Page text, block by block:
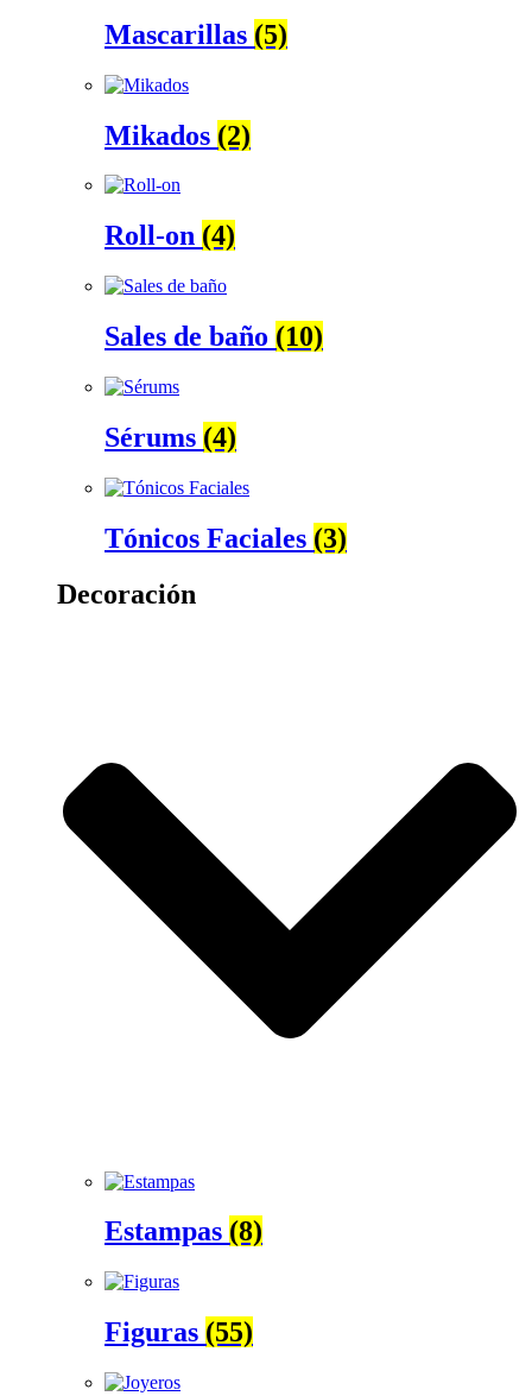
Mascarillas (5)
Mikados (2)
Roll-on (4)
Sales de baño (10)
Sérums (4)
Tónicos Faciales (3)
Decoración
Estampas (8)
Figuras (55)